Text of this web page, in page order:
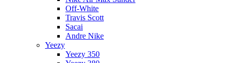
Off-White
Travis Scott
Sacai
Andre Nike
Yeezy
Yeezy 350